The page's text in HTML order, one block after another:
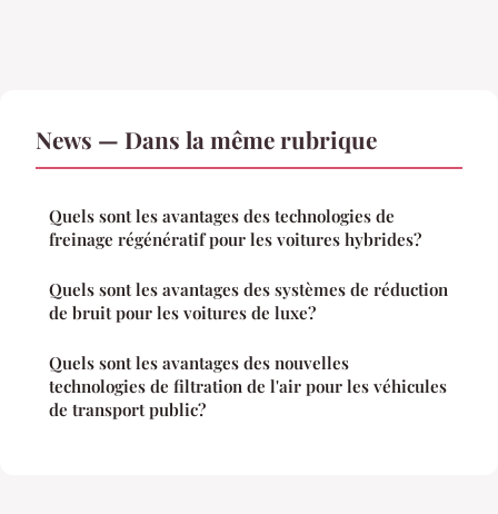
News — Dans la même rubrique
Quels sont les avantages des technologies de
freinage régénératif pour les voitures hybrides?
Quels sont les avantages des systèmes de réduction
de bruit pour les voitures de luxe?
Quels sont les avantages des nouvelles
technologies de filtration de l'air pour les véhicules
de transport public?